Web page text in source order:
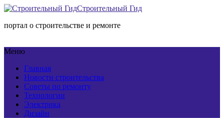
Строительный Гид
портал о строительстве и ремонте
Меню
Главная
Новости строительства
Советы по ремонту
Технологии
Электрика
Дизайн